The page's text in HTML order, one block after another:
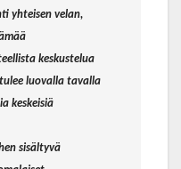
yhteisen velan,
keskustelua
luovalla tavalla
keskeisiä
sisältyvä